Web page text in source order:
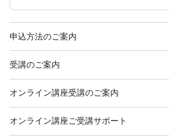
申込方法のご案内
受講のご案内
オンライン講座受講のご案内
オンライン講座ご受講サポート